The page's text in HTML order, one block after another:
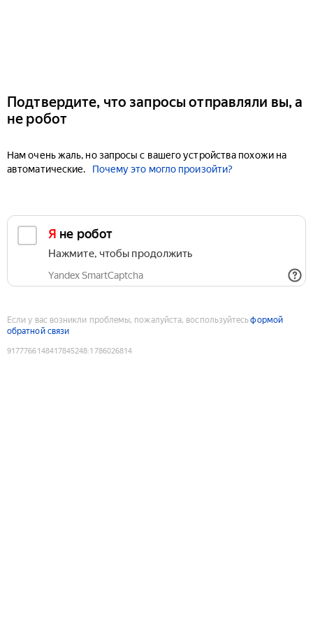
Подтвердите, что запросы отправляли вы, а
не робот
Нам очень жаль, но запросы с вашего устройства похожи на
автоматические.
Почему это могло произойти?
Я не робот
Нажмите, чтобы продолжить
Yandex SmartCaptcha
Если у вас возникли проблемы, пожалуйста, воспользуйтесьформой
обратной связи
9177766148417845248:1786026814